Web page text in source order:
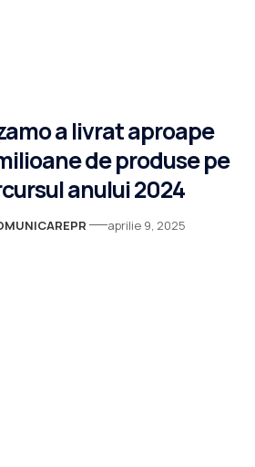
a livrat aproape
de produse pe
anului 2024
aprilie 9, 2025